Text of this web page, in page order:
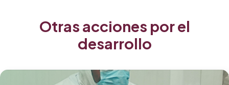
Otras acciones por el
desarrollo